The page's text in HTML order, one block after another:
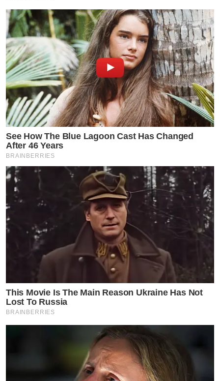
ไม่นานหลังจากการเกิดและการแพร่กระจายไป
BA.2 ได้เริ่มต้น ที่เอาชนะได้ BA.1 การวิเคราะห์ท
BA.2 เช่น BA.1 และที่น่าสังเกตก็คือ แอนติเจน(สิ่
การทดลองเพาะเลี้ยงเซลล์แสดงให้เห็นว่า BA.2 มีค
นอกจากนี้ การทดลองการติดเชื้อโดยใช้หนูแฮมสเตอ
See How The Blue Lagoon Cast Has Changed
After 46 Years
BRAINBERRIES
This Movie Is The Main Reason Ukraine Has Not
Lost To Russia
BRAINBERRIES